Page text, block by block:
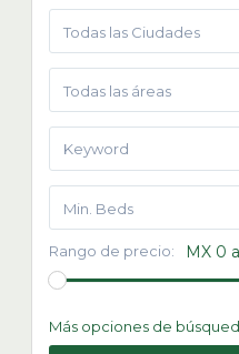
Todas las Ciudades
Todas las áreas
Min. Beds
Rango de precio: MX 0
Más opciones de